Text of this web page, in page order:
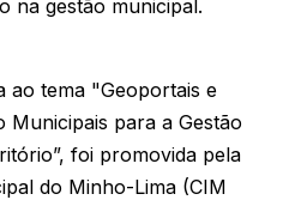
na gestão municipal.
ao tema "Geoportais e
Municipais para a Gestão
foi promovida pela
do Minho-Lima (CIM